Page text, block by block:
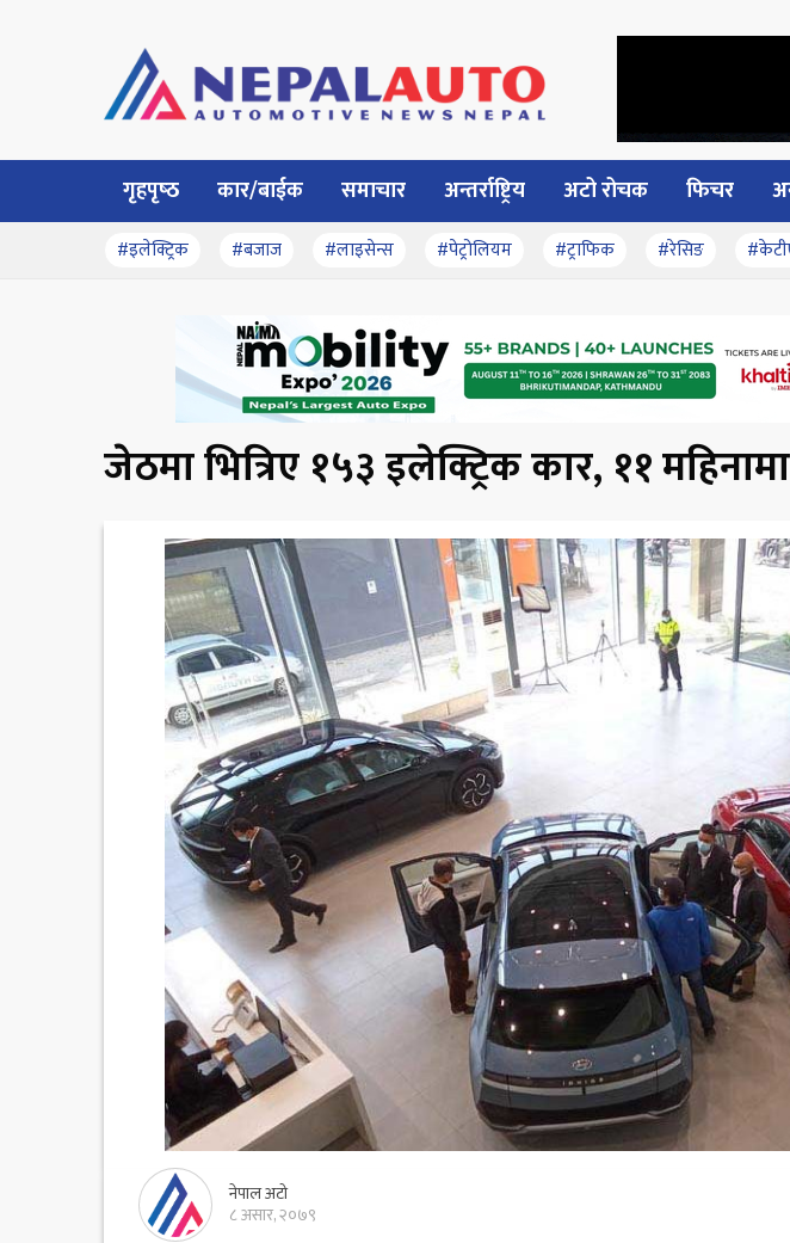
गृहपृष्‍ठ कार/बाईक समाचार अन्तर्राष्ट्रिय अटो रोचक फिचर
#इलेक्ट्रिक #बजाज #लाइसेन्स #पेट्रोलियम #ट्राफिक #रेसिङ
जेठमा भित्रिए १५३ इलेक्ट्रिक कार, ११
नेपाल अटो
८ असार, २०७९